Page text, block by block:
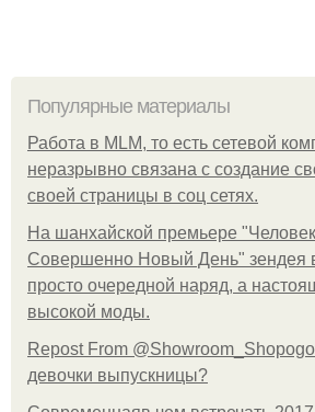
Популярные материалы
Работа в MLM, то есть сетевой
неразрывно связана с создание
своей страницы в соц сетях.
На шанхайской премьере
Совершенно Новый День" зендея
просто очередной наряд, а
высокой моды.
Repost From
девочки выпускницы?